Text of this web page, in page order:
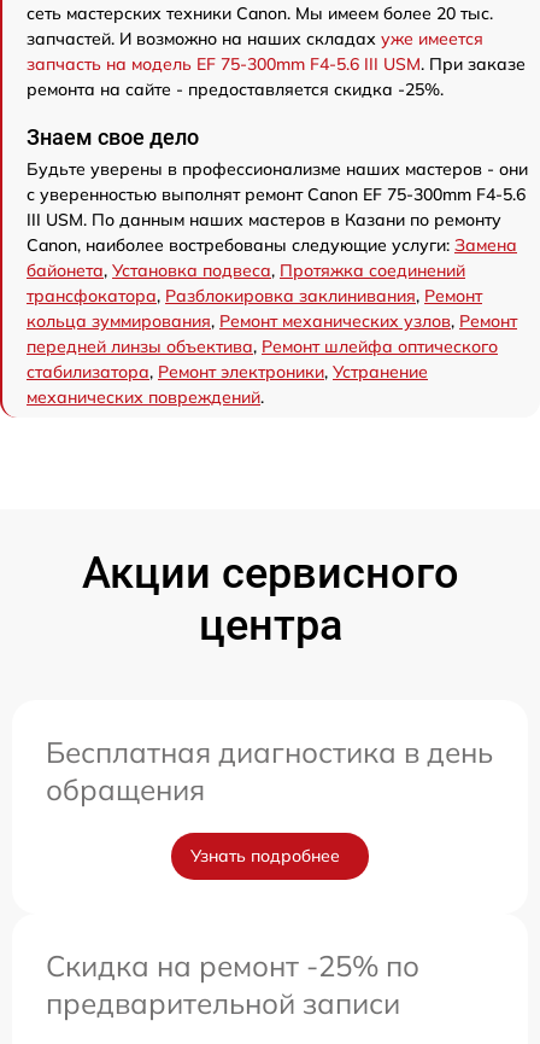
сеть мастерских техники Canon. Мы имеем более 20 тыс.
запчастей. И возможно на наших складах уже имеется
запчасть на модель EF 75-300mm F4-5.6 III USM. При заказе
ремонта на сайте - предоставляется скидка -25%.
Знаем свое дело
Будьте уверены в профессионализме наших мастеров - они
с уверенностью выполнят ремонт Canon EF 75-300mm F4-5.6
III USM. По данным наших мастеров в Казани по ремонту
Canon, наиболее востребованы следующие услуги: Замена
байонета, Установка подвеса, Протяжка соединений
трансфокатора, Разблокировка заклинивания, Ремонт
кольца зуммирования, Ремонт механических узлов, Ремонт
передней линзы объектива, Ремонт шлейфа оптического
стабилизатора, Ремонт электроники, Устранение
механических повреждений.
Акции сервисного
центра
Бесплатная диагностика в день
обращения
Узнать подробнее
Скидка на ремонт -25% по
предварительной записи